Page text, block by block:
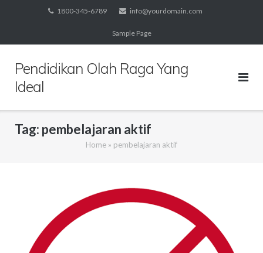
1800-345-6789 info@yourdomain.com
Sample Page
Pendidikan Olah Raga Yang
Ideal
Tag: pembelajaran aktif
Home » pembelajaran aktif